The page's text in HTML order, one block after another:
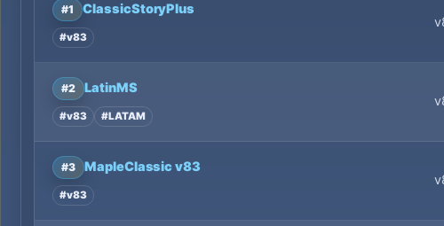
#1 ClassicStoryPlus
#v83
#2 LatinMS
#v83 #LATAM
#3 MapleClassic v83
#v83